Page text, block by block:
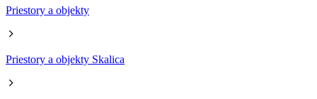
Priestory a objekty
Priestory a objekty Skalica